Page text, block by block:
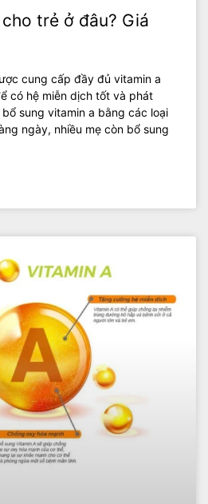
trẻ ở đâu? Giá
cung cấp đầy đủ vitamin a
có hệ miễn dịch tốt và phát
sung vitamin a bằng các loại
ngày, nhiều mẹ còn bổ sung